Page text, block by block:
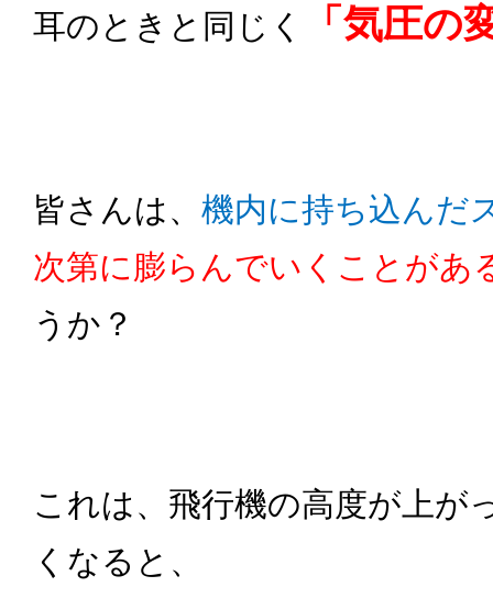
耳のときと同じく 「気圧の
皆さんは、 機内に持ち込んだ
次第に膨らんでいくことがあ
うか？
これは、飛行機の高度が上が
くなると、